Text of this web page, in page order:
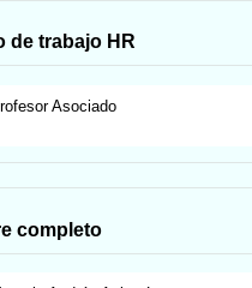
de trabajo HR
Asociado
completo